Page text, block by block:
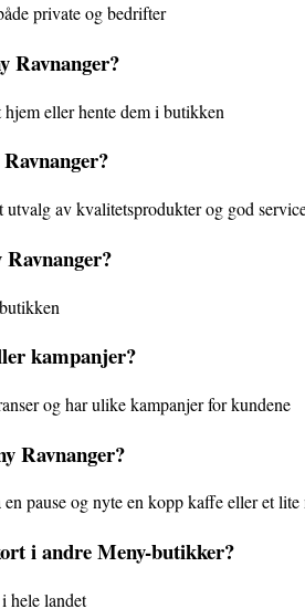
private og bedrifter
Ravnanger?
eller hente dem i butikken
av kvalitetsprodukter og god
kampanjer?
og har ulike kampanjer for kundene
Ravnanger?
pause og nyte en kopp kaffe eller et lite
i andre Meny-butikker?
hele landet